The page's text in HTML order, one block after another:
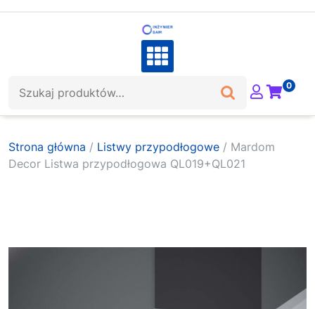
0
Strona główna / Listwy przypodłogowe / Mardom
Decor Listwa przypodłogowa QL019+QL021